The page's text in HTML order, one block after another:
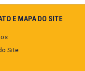
E MAPA DO SITE
Site